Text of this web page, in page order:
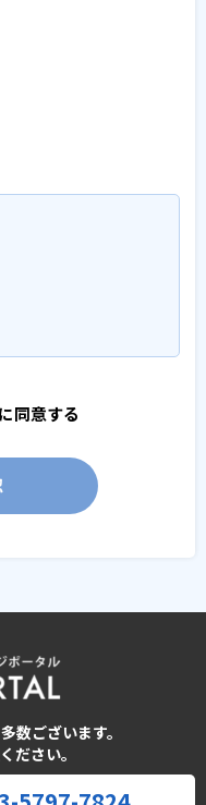
に同意する
数ございます。
ださい。